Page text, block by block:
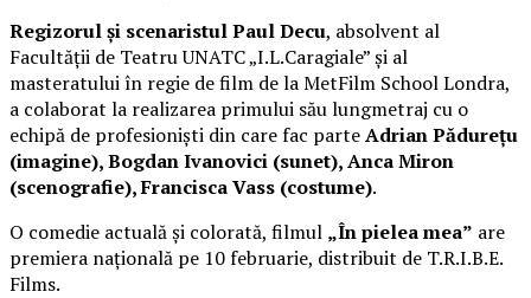
Regizorul și scenaristul Paul Decu, absolvent al
Facultății de Teatru UNATC „I.L.Caragiale” și al
masteratului în regie de film de la MetFilm School Londra,
a colaborat la realizarea primului său lungmetraj cu o
echipă de profesioniști din care fac parteAdrian Pădurețu
(imagine), Bogdan Ivanovici (sunet), Anca Miron
(scenografie), Francisca Vass (costume).
O comedie actuală și colorată, filmul „În pielea mea” are
premiera națională pe 10 februarie, distribuit de T.R.I.B.E.
Films.